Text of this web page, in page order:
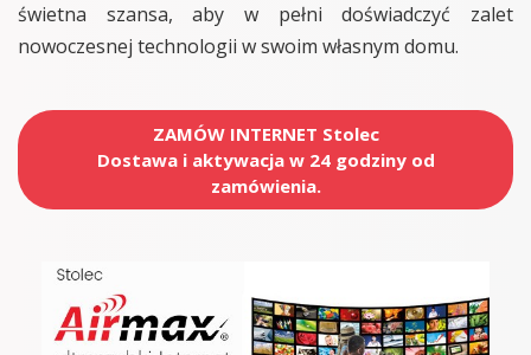
świetna szansa, aby w pełni doświadczyć zalet
nowoczesnej technologii w swoim własnym domu.
ZAMÓW INTERNET Stolec
Dostawa i aktywacja w 24 godziny od
zamówienia.